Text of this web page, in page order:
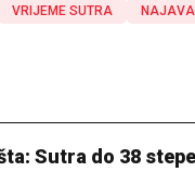
VRIJEME SUTRA
Sutra do 38